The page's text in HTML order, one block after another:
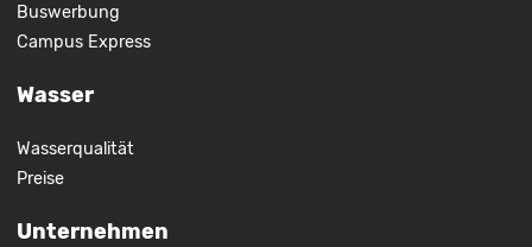
Buswerbung
Campus Express
Wasser
Wasserqualität
Preise
Unternehmen